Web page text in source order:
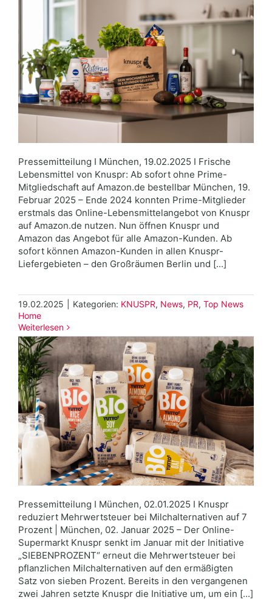
Pressemitteilung I München, 19.02.2025 I Frische
Lebensmittel von Knuspr: Ab sofort ohne Prime-
Mitgliedschaft auf Amazon.de bestellbar München, 19.
Februar 2025 – Ende 2024 konnten Prime-Mitglieder
erstmals das Online-Lebensmittelangebot von Knuspr
auf Amazon.de nutzen. Nun öffnen Knuspr und
Amazon das Angebot für alle Amazon-Kunden. Ab
sofort können Amazon-Kunden in allen Knuspr-
Liefergebieten – den Großräumen Berlin und [...]
19.02.2025 Kategorien: KNUSPR, News, PR, Top News
Home
Weiterlesen
Pressemitteilung I München, 02.01.2025 I Knuspr
reduziert Mehrwertsteuer bei Milchalternativen auf 7
Prozent | München, 02. Januar 2025 – Der Online-
Supermarkt Knuspr senkt im Januar mit der Initiative
„SIEBENPROZENT“ erneut die Mehrwertsteuer bei
pflanzlichen Milchalternativen auf den ermäßigten
Satz von sieben Prozent. Bereits in den vergangenen
zwei Jahren setzte Knuspr die Initiative um, um ein [...]